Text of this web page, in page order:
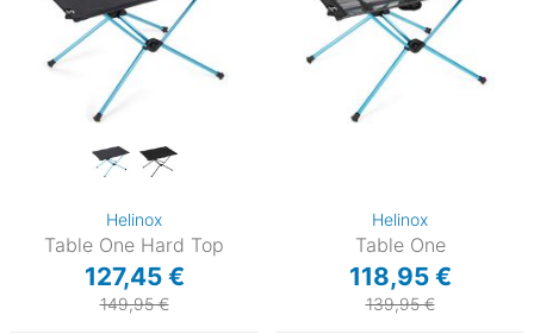
Helinox
Table One Hard Top
127,45 €
149,95 €
Helinox
Table One
118,95 €
139,95 €